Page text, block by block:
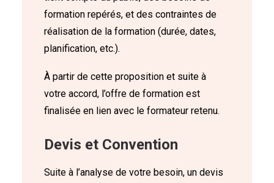
formation repérés, et des contraintes de
réalisation de la formation (durée, dates,
planification, etc.).
À partir de cette proposition et suite à
votre accord, l’offre de formation est
finalisée en lien avec le formateur retenu.
Devis et Convention
Suite à l’analyse de votre besoin, un devis